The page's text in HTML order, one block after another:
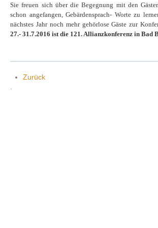
Sie freuen sich über die Begegnung mit den
schon angefangen, Gebärden­sprach- Worte zu
nächstes Jahr noch mehr gehör­lose Gäste zur
27.- 31.7.2016 ist die 121. Allianzkonferenz in Bad
Zurück